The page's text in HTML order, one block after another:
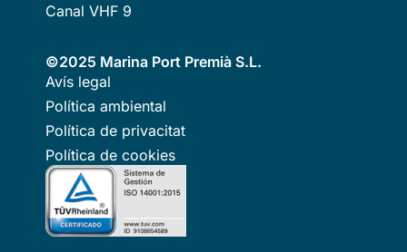
Canal VHF 9
©2025 Marina Port Premià S.L.
Avís legal
Política ambiental
Política de privacitat
Política de cookies